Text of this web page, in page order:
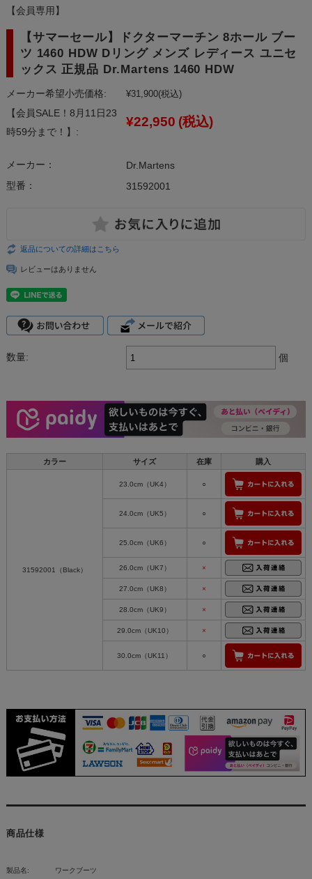
【会員専用】
【サマーセール】ドクターマーチン 8ホール ブー
ツ 1460 HDW Dリング メンズ レディース ユニセ
ックス 正規品 Dr.Martens 1460 HDW
メーカー希望小売価格: ¥31,900(税込)
【会員SALE！8月11日23
時59分まで！】:
¥22,950 (税込)
メーカー：
Dr.Martens
型番：
31592001
返品についての詳細はこちら
レビューはありません
数量: 個
カラー サイズ 在庫 購入
31592001（Black）
23.0cm（UK4） ○
24.0cm（UK5） ○
25.0cm（UK6） ○
26.0cm（UK7） ×
27.0cm（UK8） ×
28.0cm（UK9） ×
29.0cm（UK10） ×
30.0cm（UK11） ○
商品仕様
製品名: ワークブーツ